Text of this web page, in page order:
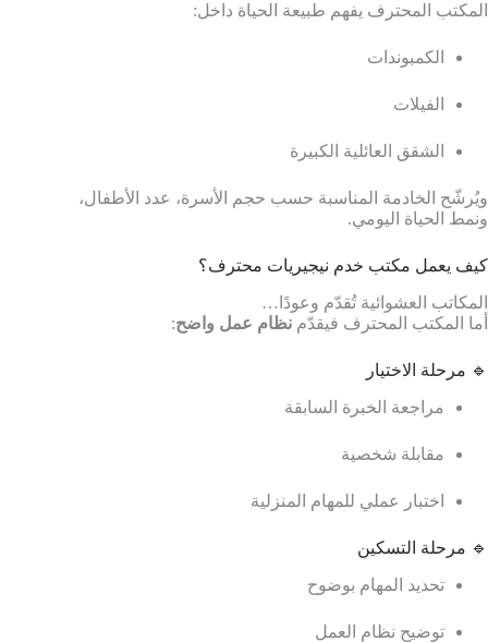
المكتب المحترف يفهم طبيعة الحياة داخل:
الكمبوندات
الفيلات
الشقق العائلية الكبيرة
ويُرشّح الخادمة المناسبة حسب حجم الأسرة، عدد الأطفال،
ونمط الحياة اليومي.
كيف يعمل مكتب خدم نيجيريات محترف؟
المكاتب العشوائية تُقدّم وعودًا…
أما المكتب المحترف فيقدّم نظام عمل واضح:
🔹 مرحلة الاختيار
مراجعة الخبرة السابقة
مقابلة شخصية
اختبار عملي للمهام المنزلية
🔹 مرحلة التسكين
تحديد المهام بوضوح
توضيح نظام العمل